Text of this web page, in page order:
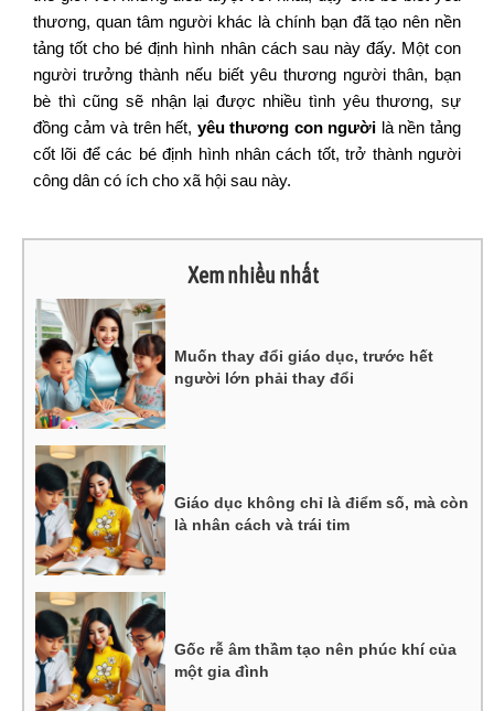
thương, quan tâm người khác là chính bạn đã tạo nên nền
tảng tốt cho bé định hình nhân cách sau này đấy. Một con
người trưởng thành nếu biết yêu thương người thân, bạn
bè thì cũng sẽ nhận lại được nhiều tình yêu thương, sự
đồng cảm và trên hết, yêu thương con người là nền tảng
cốt lõi để các bé định hình nhân cách tốt, trở thành người
công dân có ích cho xã hội sau này.
Xem nhiều nhất
Muốn thay đổi giáo dục, trước hết
người lớn phải thay đổi
Giáo dục không chỉ là điểm số, mà còn
là nhân cách và trái tim
Gốc rễ âm thầm tạo nên phúc khí của
một gia đình